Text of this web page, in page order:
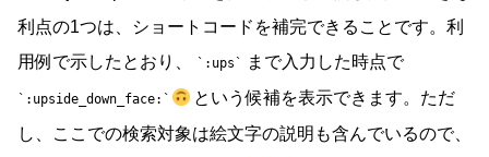
利点の1つは、ショートコードを補完できることです。利
用例で示したとおり、
:ups まで入力した時点で
:upside_down_face:
という候補を表示できます。ただ
し、ここでの検索対象は絵文字の説明も含んでいるので、